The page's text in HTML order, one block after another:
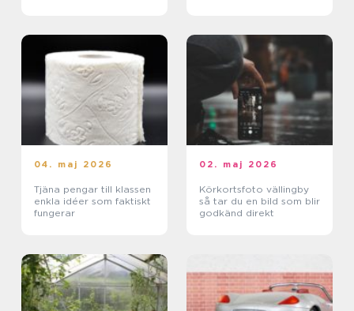
04. maj 2026
Tjäna pengar till klassen
enkla idéer som faktiskt
fungerar
02. maj 2026
Körkortsfoto vällingby
så tar du en bild som blir
godkänd direkt